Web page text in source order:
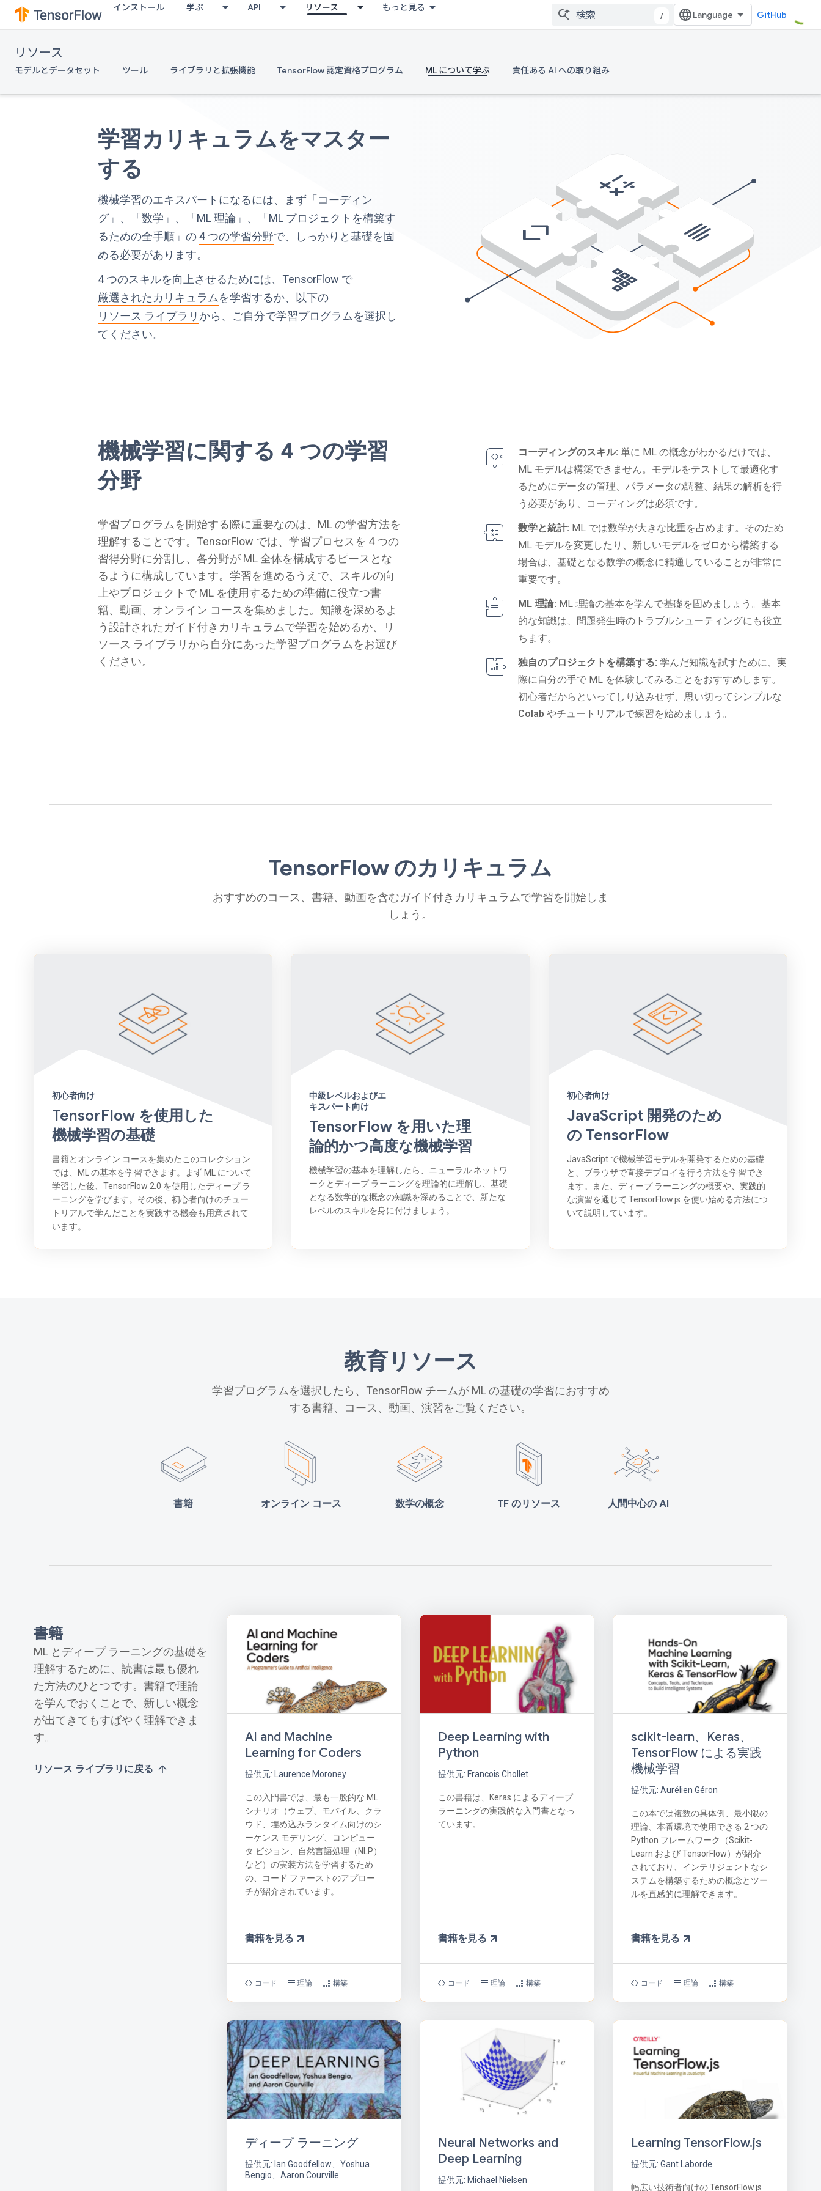
インストール 学ぶ API リソース もっと見る
/ GitHub
リソース
モデルとデータセット ツール ライブラリと拡張機能 TensorFlow 認定資格プログラム ML について学ぶ 責任ある AI への取り組み
学習カリキュラムをマスター
する
機械学習のエキスパートになるには、まず「コーディン
グ」、「数学」、「ML 理論」、「ML プロジェクトを構築す
るための全手順」の4 つの学習分野で、しっかりと基礎を固
める必要があります。
4 つのスキルを向上させるためには、TensorFlow で
厳選されたカリキュラムを学習するか、以下の
リソース ライブラリ から、ご自分で学習プログラムを選択し
てください。
機械学習に関する 4 つの学習
分野
学習プログラムを開始する際に重要なのは、ML の学習方法を
理解することです。TensorFlow では、学習プロセスを 4 つの
習得分野に分割し、各分野が ML 全体を構成するピースとな
るように構成しています。学習を進めるうえで、スキルの向
上やプロジェクトで ML を使用するための準備に役立つ書
籍、動画、オンライン コースを集めました。知識を深めるよ
う設計されたガイド付きカリキュラムで学習を始めるか、リ
ソース ライブラリから自分にあった学習プログラムをお選び
ください。
コーディングのスキル: 単に ML の概念がわかるだけでは、
ML モデルは構築できません。モデルをテストして最適化す
るためにデータの管理、パラメータの調整、結果の解析を行
う必要があり、コーディングは必須です。
数学と統計: ML では数学が大きな比重を占めます。そのため
ML モデルを変更したり、新しいモデルをゼロから構築する
場合は、基礎となる数学の概念に精通していることが非常に
重要です。
ML 理論: ML 理論の基本を学んで基礎を固めましょう。基本
的な知識は、問題発生時のトラブルシューティングにも役立
ちます。
独自のプロジェクトを構築する: 学んだ知識を試すために、実
際に自分の手で ML を体験してみることをおすすめします。
初心者だからといってしり込みせず、思い切ってシンプルな
Colab やチュートリアルで練習を始めましょう。
TensorFlow のカリキュラム
おすすめのコース、書籍、動画を含むガイド付きカリキュラムで学習を開始しま
しょう。
初心者向け
TensorFlow を使用した
機械学習の基礎
書籍とオンライン コースを集めたこのコレクション
では、ML の基本を学習できます。まず ML について
学習した後、TensorFlow 2.0 を使用したディープ ラ
ーニングを学びます。その後、初心者向けのチュー
トリアルで学んだことを実践する機会も用意されて
います。
中級レベルおよびエ
キスパート向け
TensorFlow を用いた理
論的かつ高度な機械学習
機械学習の基本を理解したら、ニューラル ネットワ
ークとディープ ラーニングを理論的に理解し、基礎
となる数学的な概念の知識を深めることで、新たな
レベルのスキルを身に付けましょう。
初心者向け
JavaScript 開発のため
の TensorFlow
JavaScript で機械学習モデルを開発するための基礎
と、ブラウザで直接デプロイを行う方法を学習でき
ます。また、ディープ ラーニングの概要や、実践的
な演習を通じて TensorFlow.js を使い始める方法につ
いて説明しています。
教育リソース
学習プログラムを選択したら、TensorFlow チームが ML の基礎の学習におすすめ
する書籍、コース、動画、演習をご覧ください。
書籍 オンライン コース 数学の概念 TF のリソース 人間中心の AI
書籍
ML とディープ ラーニングの基礎を
理解するために、読書は最も優れ
た方法のひとつです。書籍で理論
を学んでおくことで、新しい概念
が出てきてもすばやく理解できま
す。
リソース ライブラリに戻る
AI and Machine
Learning for Coders
提供元: Laurence Moroney
この入門書では、最も一般的な ML
シナリオ（ウェブ、モバイル、クラ
ウド、埋め込みランタイム向けのシ
ーケンス モデリング、コンピュー
タ ビジョン、自然言語処理（NLP）
など）の実装方法を学習するため
の、コード ファーストのアプロー
チが紹介されています。
書籍を見る
コード 理論 構築
Deep Learning with
Python
提供元: Francois Chollet
この書籍は、Keras によるディープ
ラーニングの実践的な入門書となっ
ています。
書籍を見る
コード 理論 構築
scikit-learn、Keras、
TensorFlow による実践
機械学習
提供元: Aurélien Géron
この本では複数の具体例、最小限の
理論、本番環境で使用できる 2 つの
Python フレームワーク（Scikit-
Learn および TensorFlow）が紹介
されており、インテリジェントなシ
ステムを構築するための概念とツー
ルを直感的に理解できます。
書籍を見る
コード 理論 構築
ディープ ラーニング
提供元: Ian Goodfellow、Yoshua
Bengio、Aaron Courville
Neural Networks and
Deep Learning
提供元: Michael Nielsen
Learning TensorFlow.js
提供元: Gant Laborde
幅広い技術者向けの TensorFlow.js